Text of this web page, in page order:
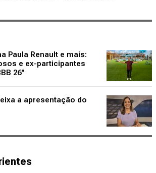
Paula Renault e mais:
e ex-participantes
26"
a apresentação do